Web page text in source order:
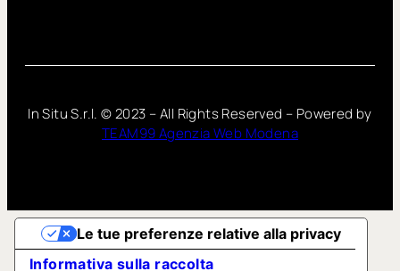
In Situ S.r.l. ©2023 – All Rights Reserved – Powered by
TEAM99 Agenzia Web Modena
Informativa sulla raccolta
Le tue preferenze relative alla privacy